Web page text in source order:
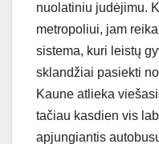
nuolatiniu judėjimu.
metropoliui, jam
sistema, kuri leistų
sklandžiai pasiekti
Kaune atlieka
tačiau kasdien vis
apjungiantis